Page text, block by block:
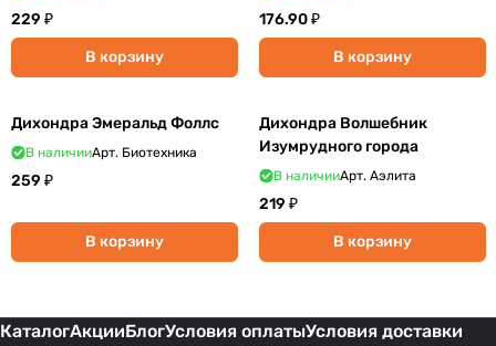
229 ₽
В корзину
176.90 ₽
В корзину
Дихондра Эмеральд Фоллс
В наличииАрт. Биотехника
259 ₽
В корзину
Дихондра Волшебник
Изумрудного города
В наличииАрт. Аэлита
219 ₽
В корзину
КаталогАкцииБлогУсловия оплатыУсловия доставки